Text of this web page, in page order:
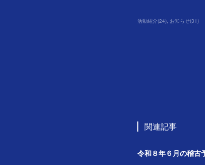
活動紹介(24) お知らせ(31)
関連記事
令和８年６月の稽古